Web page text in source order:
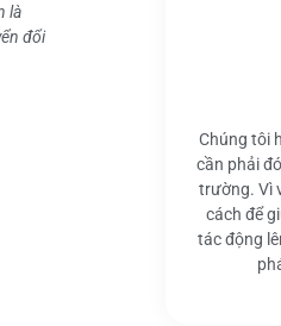
là
đổi
Chúng tôi
cần phải
trường. Vì
cách để
tác động